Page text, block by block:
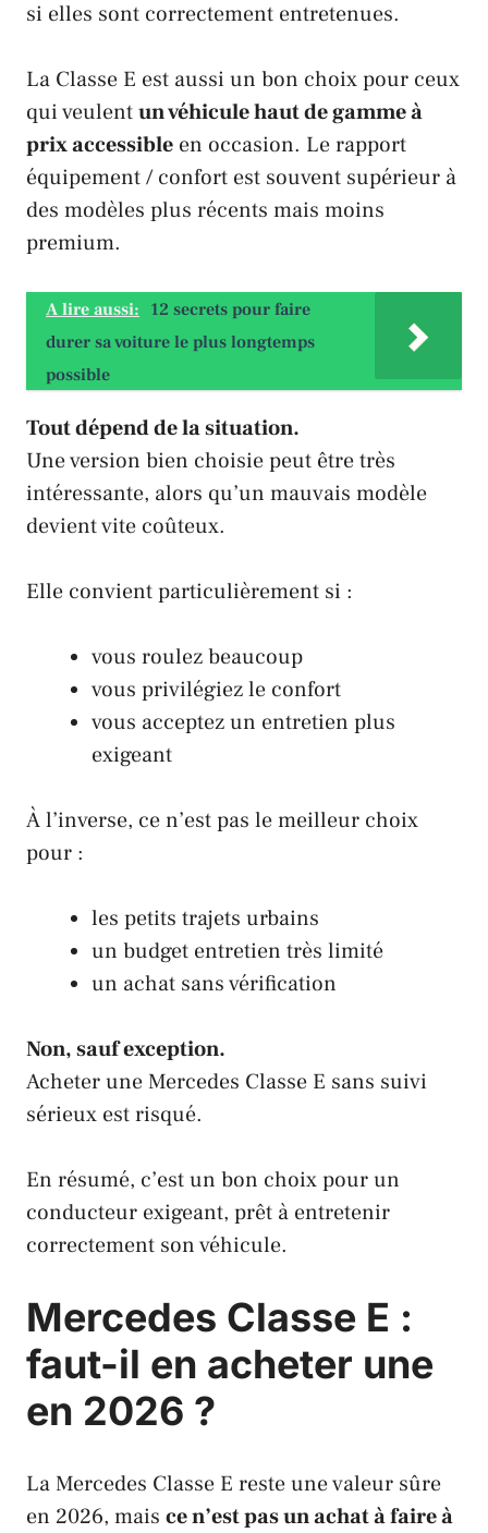
si elles sont correctement entretenues.
La Classe E est aussi un bon choix pour ceux
qui veulentun véhicule haut de gamme à
prix accessible en occasion. Le rapport
équipement / confort est souvent supérieur à
des modèles plus récents mais moins
premium.
A lire aussi: 12 secrets pour faire
durer sa voiture le plus longtemps
possible
Tout dépend de la situation.
Une version bien choisie peut être très
intéressante, alors qu’un mauvais modèle
devient vite coûteux.
Elle convient particulièrement si :
vous roulez beaucoup
vous privilégiez le confort
vous acceptez un entretien plus
exigeant
À l’inverse, ce n’est pas le meilleur choix
pour :
les petits trajets urbains
un budget entretien très limité
un achat sans vérification
Non, sauf exception.
Acheter une Mercedes Classe E sans suivi
sérieux est risqué.
En résumé, c’est un bon choix pour un
conducteur exigeant, prêt à entretenir
correctement son véhicule.
Mercedes Classe E :
faut-il en acheter une
en 2026 ?
La Mercedes Classe E reste une valeur sûre
en 2026, mais ce n’est pas un achat à faire à